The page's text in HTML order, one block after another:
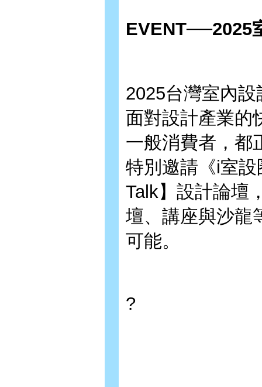
EVENT──2025
2025台灣室內
面對設計產業的
一般消費者，都
特別邀請《i室
Talk】設計論壇
壇、講座與沙龍
可能。
?